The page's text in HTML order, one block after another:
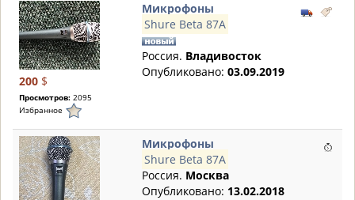
200 $
Просмотров: 2095
Избранное
Микрофоны
Shure Beta 87A
Россия. Владивосток
Опубликовано: 03.09.2019
Микрофоны
Shure Beta 87A
Россия. Москва
Опубликовано: 13.02.2018